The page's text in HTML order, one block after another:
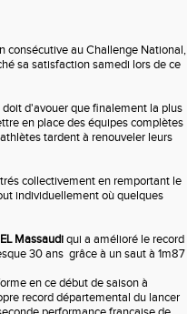
consécutive au Challenge National,
sa satisfaction samedi lors de ce
d'avouer que finalement la plus
en place des équipes complètes
tardent à renouveler leurs
collectivement en remportant le
individuellement où quelques
Massaudiqui a amélioré le record
30 ans grâce à un saut à 1m87
en ce début de saison à
record départemental du lancer